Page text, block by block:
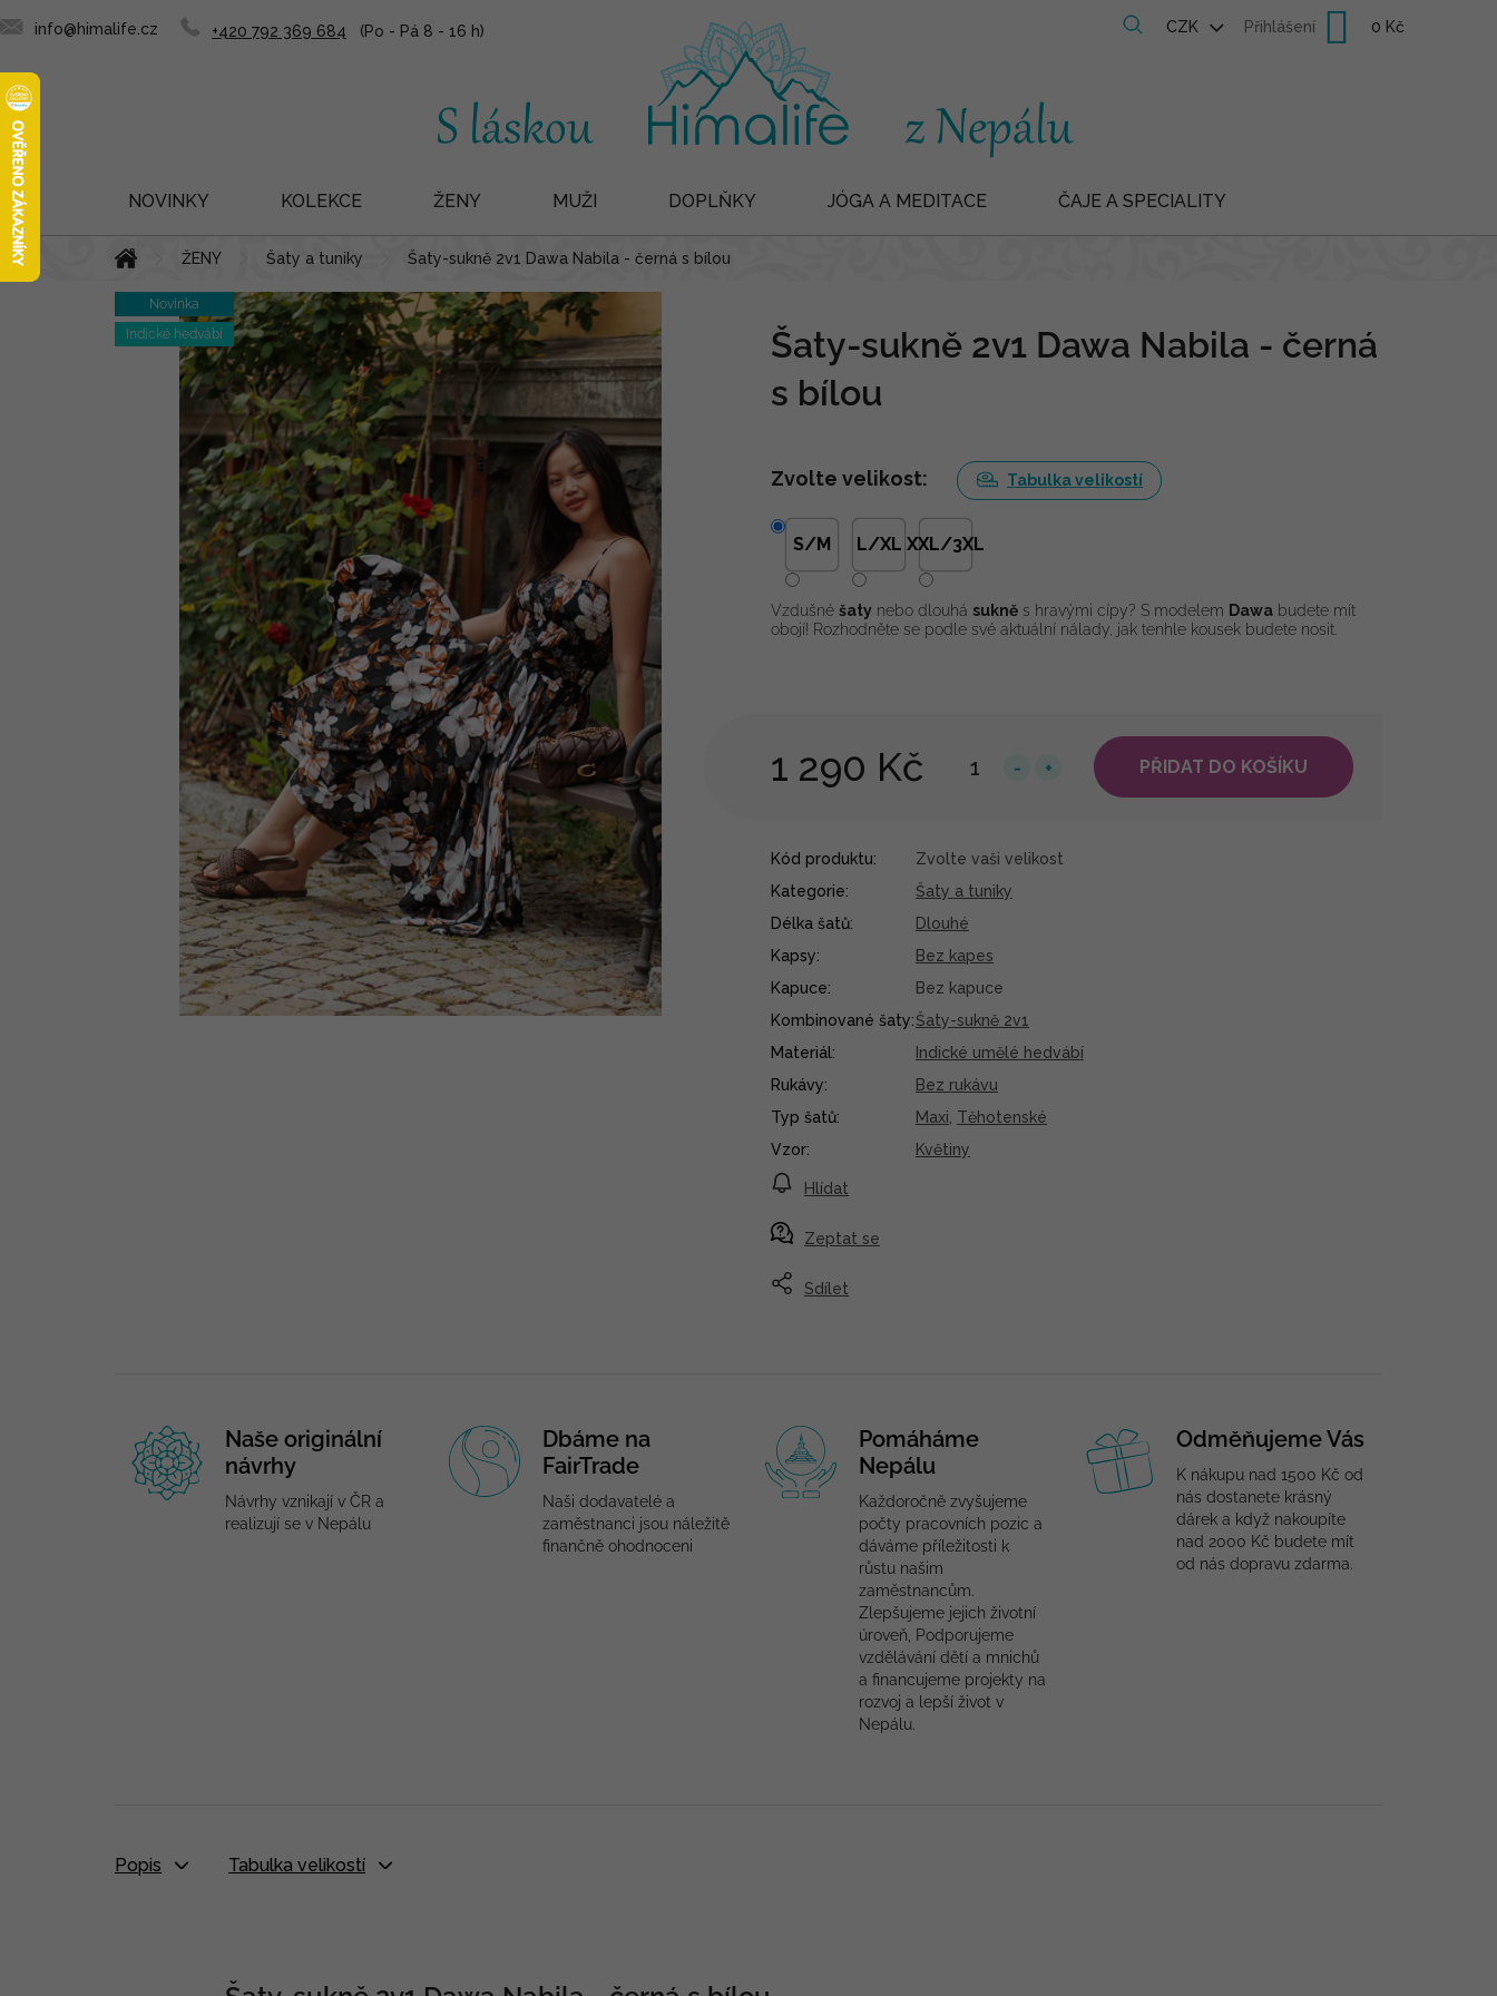
Přejít
na
obsah
+420 792 369 684
info@himalife.cz CZK Přihlášení
Nákupní
NOVINKY KOLEKCE ŽENY MUŽI DOPLŇKY JÓGA A MEDITACE ČAJE A SPECIALITY
Domů ŽENY Šaty a tuniky Šaty-sukně 2v1 Dawa Nabila - černá s bílou
Novinka
Indické hedvábí
Šaty-sukně 2v1 Dawa Nabila - černá
s bílou
1 290 Kč PŘIDAT DO KOŠÍKU
Zvolte velikost: Tabulka velikostí
S/M L/XL XXL/3XL
Vzdušné šaty nebo dlouhá sukně s hravými cípy? S modelem Dawa budete mít
obojí! Rozhodněte se podle své aktuální nálady, jak tenhle kousek budete nosit.
Zeptat se
Hlídat
Sdílet
Kód produktu:
Zvolte vaši velikost
Kategorie:
Šaty a tuniky
Délka šatů:
Dlouhé
Kapsy:
Bez kapes
Kapuce:
Bez kapuce
Kombinované šaty:Šaty-sukně 2v1
Materiál:
Indické umělé hedvábí
Rukávy:
Bez rukávu
Typ šatů: Maxi Těhotenské
Vzor: Květiny
Naše originální
návrhy
Návrhy vznikají v ČR a
realizují se v Nepálu
Dbáme na
FairTrade
Naši dodavatelé a
zaměstnanci jsou náležitě
finančně ohodnoceni
Pomáháme
Nepálu
Každoročně zvyšujeme
počty pracovních pozic a
dáváme příležitosti k
růstu našim
zaměstnancům.
Zlepšujeme jejich životní
úroveň, Podporujeme
vzdělávání dětí a mnichů
a financujeme projekty na
rozvoj a lepší život v
Nepálu.
Odměňujeme Vás
K nákupu nad 1500 Kč od
nás dostanete krásný
dárek a když nakoupíte
nad 2000 Kč budete mít
od nás dopravu zdarma.
Popis Tabulka velikostí